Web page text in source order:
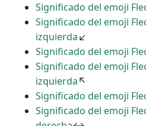
Significado del emoji
Significado del emoji
izquierda↙
Significado del emoji
Significado del emoji
izquierda↖
Significado del emoji
Significado del emoji